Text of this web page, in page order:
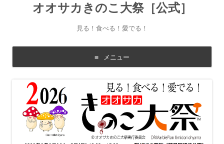
オオサカきのこ大祭［公式］
見る！食べる！愛でる！
メニュー
コ